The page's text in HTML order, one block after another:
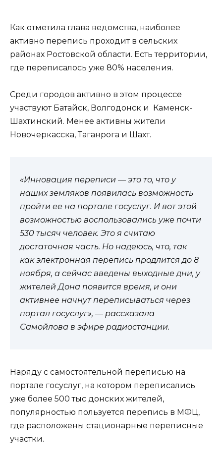
Как отметила глава ведомства, наиболее
активно перепись проходит в сельских
районах Ростовской области. Есть территории,
где переписалось уже 80% населения.
Среди городов активно в этом процессе
участвуют Батайск, Волгодонск и Каменск-
Шахтинский. Менее активны жители
Новочеркасска, Таганрога и Шахт.
«Инновация переписи — это то, что у
наших земляков появилась возможность
пройти ее на портале госуслуг. И вот этой
возможностью воспользовались уже почти
530 тысяч человек. Это я считаю
достаточная часть. Но надеюсь, что, так
как электронная перепись продлится до 8
ноября, а сейчас введены выходные дни, у
жителей Дона появится время, и они
активнее начнут переписываться через
портал госуслуг», — рассказала
Самойлова в эфире радиостанции.
Наряду с самостоятельной переписью на
портале госуслуг, на котором переписались
уже более 500 тыс донских жителей,
популярностью пользуется перепись в МФЦ,
где расположены стационарные переписные
участки.